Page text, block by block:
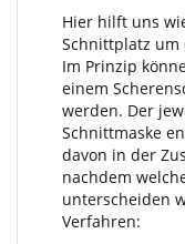
Hier hilft uns
Schnittplatz um
Im Prinzip
einem
werden. Der
Schnittmaske
davon in der
nachdem
unterscheiden
Verfahren: